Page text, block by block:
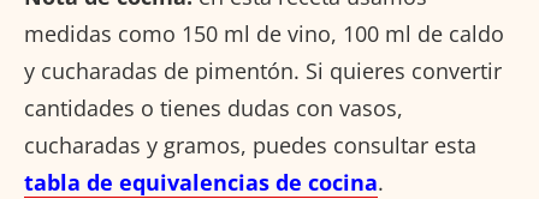
medidas como 150 ml de vino, 100 ml de caldo
y cucharadas de pimentón. Si quieres convertir
cantidades o tienes dudas con vasos,
cucharadas y gramos, puedes consultar esta
tabla de equivalencias de cocina.